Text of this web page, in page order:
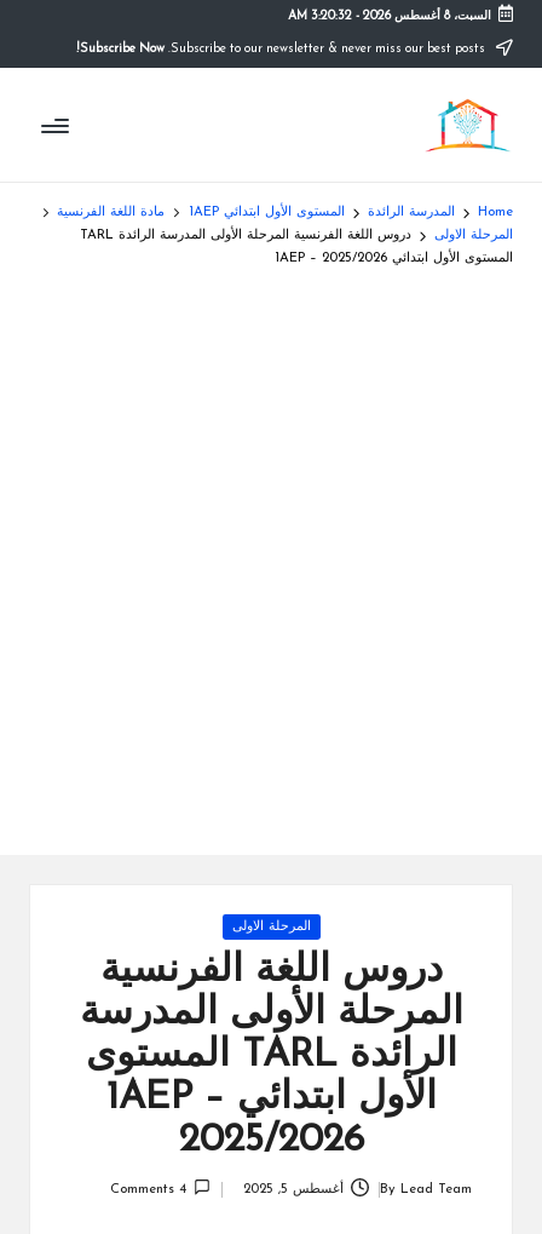
content
السبت، 8 أغسطس 2026 -
3:20:32 AM
Subscribe Now!
م
و
ق
ع
التعليم
الصريح
Home المدرسة الرائدة المستوى الأول ابتدائي 1AEP
مادة اللغة الفرنسية
المرحلة الاولى
دروس اللغة الفرنسية المرحلة الأولى المدرسة الرائدة TARL
المستوى الأول ابتدائي 1AEP – 2025/2026
Posted
in
المرحلة الاولى
دروس اللغة الفرنسية
المرحلة الأولى المدرسة
الرائدة TARL المستوى
الأول ابتدائي 1AEP –
2025/2026
By Lead Team أغسطس 5, 2025 4 Comments